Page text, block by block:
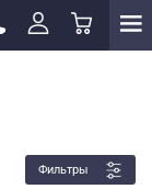
Фильтры